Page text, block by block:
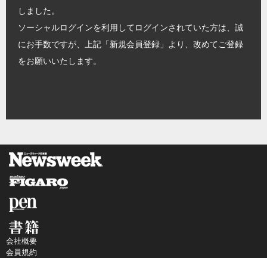
しました。
ソーシャルログインを利用してログインされていた方は、誠
にお手数ですが、上記「新規会員登録」より、改めてご登録
をお願いいたします。
会社概要
会員規約